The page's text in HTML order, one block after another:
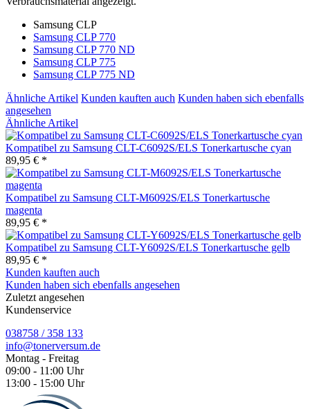
Samsung CLP
Samsung CLP 770
Samsung CLP 770 ND
Samsung CLP 775
Samsung CLP 775 ND
Ähnliche Artikel Kunden kauften auch Kunden haben sich ebenfalls
angesehen
Ähnliche Artikel
Kompatibel zu Samsung CLT-C6092S/ELS Tonerkartusche cyan
89,95 € *
Kompatibel zu Samsung CLT-M6092S/ELS Tonerkartusche
magenta
89,95 € *
Kompatibel zu Samsung CLT-Y6092S/ELS Tonerkartusche gelb
89,95 € *
Kunden kauften auch
Kunden haben sich ebenfalls angesehen
Zuletzt angesehen
Kundenservice
038758 / 358 133
info@tonerversum.de
Montag - Freitag
09:00 - 11:00 Uhr
13:00 - 15:00 Uhr